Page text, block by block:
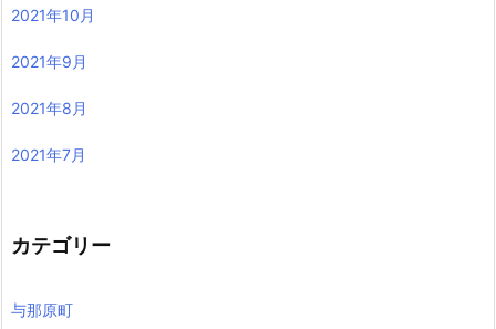
2021年10月
2021年9月
2021年8月
2021年7月
カテゴリー
与那原町